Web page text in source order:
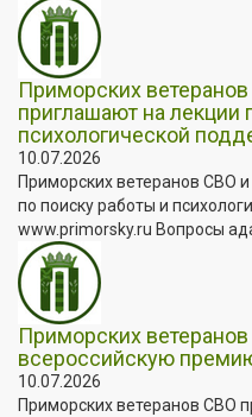
Приморских
приглашают на лекции
психологической
10.07.2026
Приморских ветеранов СВО
по поиску работы и
www.primorsky.ru Вопросы
Приморских
всероссийскую
10.07.2026
Приморских ветеранов СВО